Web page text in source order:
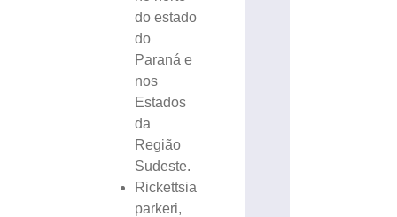
do estado
do
Paraná e
nos
Estados
da
Região
Sudeste.
Rickettsia
parkeri,